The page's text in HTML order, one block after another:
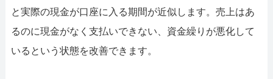
と実際の現金が口座に入る期間が近似します。売上はあ
るのに現金がなく支払いできない、資金繰りが悪化して
いるという状態を改善できます。